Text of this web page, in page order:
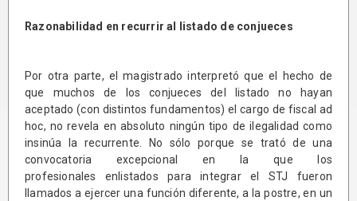
Razonabilidad en recurrir al listado de conjueces
Por otra parte, el magistrado interpretó que el hecho de
que muchos de los conjueces del listado no hayan
aceptado (con distintos fundamentos) el cargo de fiscal ad
hoc, no revela en absoluto ningún tipo de ilegalidad como
insinúa la recurrente. No sólo porque se trató de una
convocatoria excepcional en la que los
profesionales enlistados para integrar el STJ fueron
llamados a ejercer una función diferente, a la postre, en un